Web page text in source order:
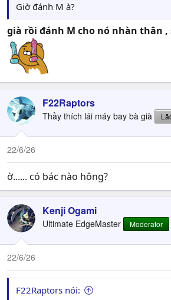
Giờ đánh M à?
già rồi đánh M cho nó nhàn thân ,
F22Raptors
Thầy thích lái máy bay bà già
22/6/26
ờ...... có bác nào hông?
Kenji Ogami
Ultimate EdgeMaster Moderator
22/6/26
F22Raptors nói: